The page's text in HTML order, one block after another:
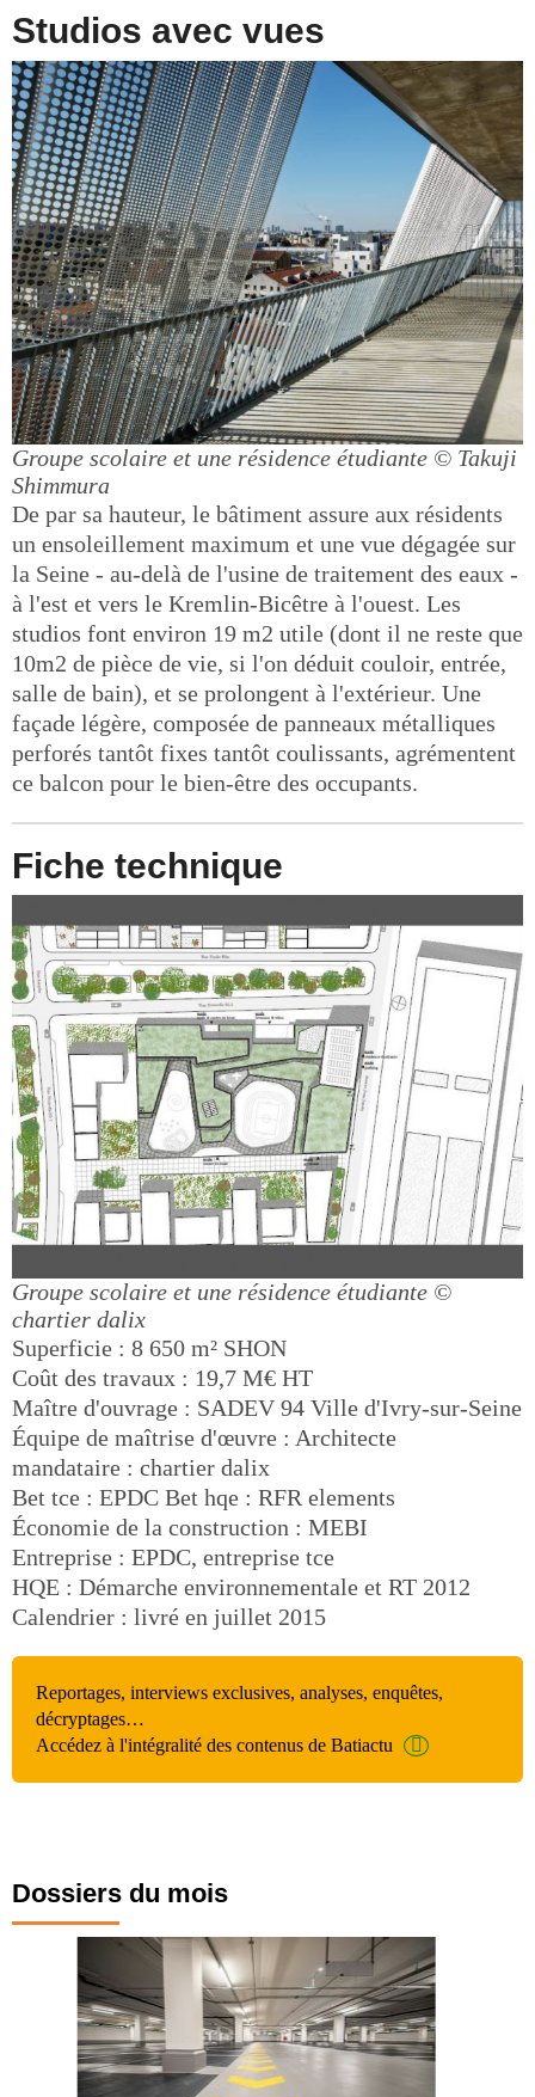
Studios avec vues
Groupe scolaire et une résidence étudiante © Takuji
Shimmura
De par sa hauteur, le bâtiment assure aux résidents
un ensoleillement maximum et une vue dégagée sur
la Seine - au-delà de l'usine de traitement des eaux -
à l'est et vers le Kremlin-Bicêtre à l'ouest. Les
studios font environ 19 m2 utile (dont il ne reste que
10m2 de pièce de vie, si l'on déduit couloir, entrée,
salle de bain), et se prolongent à l'extérieur. Une
façade légère, composée de panneaux métalliques
perforés tantôt fixes tantôt coulissants, agrémentent
ce balcon pour le bien-être des occupants.
Fiche technique
Groupe scolaire et une résidence étudiante ©
chartier dalix
Superficie : 8 650 m² SHON
Coût des travaux : 19,7 M€ HT
Maître d'ouvrage : SADEV 94 Ville d'Ivry-sur-Seine
Équipe de maîtrise d'œuvre : Architecte
mandataire : chartier dalix
Bet tce : EPDC Bet hqe : RFR elements
Économie de la construction : MEBI
Entreprise : EPDC, entreprise tce
HQE : Démarche environnementale et RT 2012
Calendrier : livré en juillet 2015
Reportages, interviews exclusives, analyses, enquêtes,
décryptages…
Accédez à l'intégralité des contenus de Batiactu
Dossiers du mois